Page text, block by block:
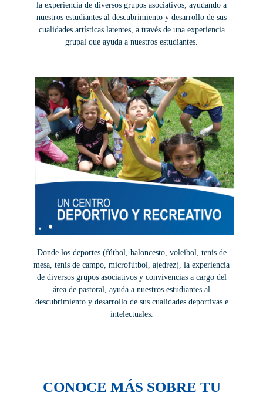
la experiencia de diversos grupos asociativos, ayudando a
nuestros estudiantes al descubrimiento y desarrollo de sus
cualidades artísticas latentes, a través de una experiencia
grupal que ayuda a nuestros estudiantes.
Donde los deportes (fútbol, baloncesto, voleibol, tenis de
mesa, tenis de campo, microfútbol, ajedrez), la experiencia
de diversos grupos asociativos y convivencias a cargo del
área de pastoral, ayuda a nuestros estudiantes al
descubrimiento y desarrollo de sus cualidades deportivas e
intelectuales.
CONOCE MÁS SOBRE TU